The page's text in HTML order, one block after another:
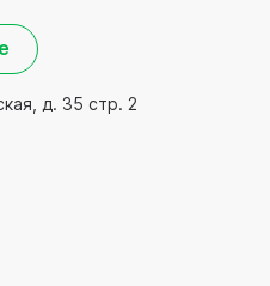
д. 35 стр. 2